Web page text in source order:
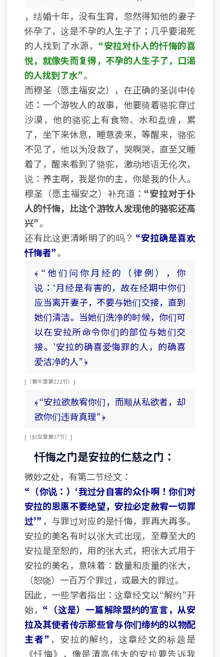
，结婚十年，没有生育，忽然得知他的妻子
怀孕了，这是不孕的人生子了；几乎要渴死
的人找到了水源， “安拉对仆人的忏悔的喜
悦，就像失而复得，不孕的人生子了，口渴
的人找到了水”。
而穆圣（愿主福安之），在正确的圣训中传
述：一个游牧人的故事，他要骑着骆驼穿过
沙漠，他的骆驼上有食物、水和盘缠，累
了，坐下来休息，睡意袭来，等醒来，骆驼
不见了，他以为没救了，哭啊哭，直至又睡
着了，醒来看到了骆驼，激动地语无伦次，
说：养主啊，我是你的主，你是我的仆人。
穆圣（愿主福安之）补充道： “安拉对于仆
人的忏悔，比这个游牧人发现他的骆驼还高
兴”。
还有比这更清晰明了的吗？ “安拉确是喜欢
忏悔者”。
﴾ “他们问你月经的（律例），你
说：‘月经是有害的，故在经期中你们
应当离开妻子，不要与她们交接，直到
她们清洁。当她们洗净的时候，你们可
以在安拉所命令你们的部位与她们交
接。’安拉的确喜爱悔罪的人，的确喜
爱洁净的人” ﴿
[ （黄牛章 第222节） ]
﴾ “安拉欲赦宥你们，而顺从私欲者，却
欲你们违背真理” ﴿
[ （妇女章 第27节） ]
忏悔之门是安拉的仁慈之门：
微妙之处，有第二节经文：
“（你说：）‘我过分自害的众仆啊！你们对
安拉的恩惠不要绝望，安拉必定赦宥一切罪
过’” ，与罪过对应的是忏悔，罪再大再多。
安拉的美名有时以张大式出现，至尊至大的
安拉是至恕的，用的张大式，把张大式用于
安拉的美名，意味着：数量和质量的张大，
（恕饶）一百万个罪过，或最大的罪过。
因此，一些学者指出：这章经文以“解约”开
始， “（这是）一篇解除盟约的宣言，从安
拉及其使者传示那些曾与你们缔约的以物配
主者” ，安拉的解约，这章经文的标题是
《忏悔》，像是清高伟大的安拉要告诉我